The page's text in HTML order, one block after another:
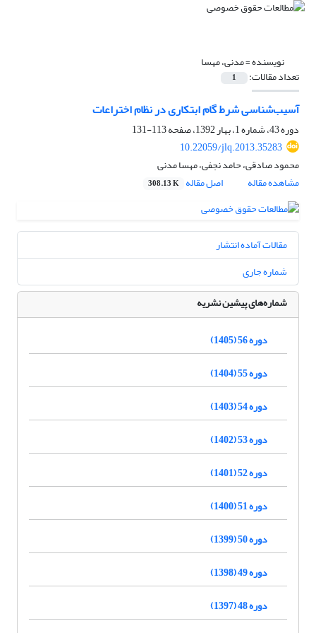
نویسنده =مدنی، مهسا
تعداد مقالات: 1
آسیب‌شناسی شرط گام ابتکاری در نظام اختراعات
دوره 43، شماره 1، بهار 1392، صفحه
113-131
10.22059/jlq.2013.35283
محمود صادقی، حامد نجفی، مهسا مدنی
مشاهده مقاله
اصل مقاله 308.13 K
مقالات آماده انتشار
شماره جاری
شماره‌های پیشین نشریه
دوره 56 (1405)
دوره 55 (1404)
دوره 54 (1403)
دوره 53 (1402)
دوره 52 (1401)
دوره 51 (1400)
دوره 50 (1399)
دوره 49 (1398)
دوره 48 (1397)